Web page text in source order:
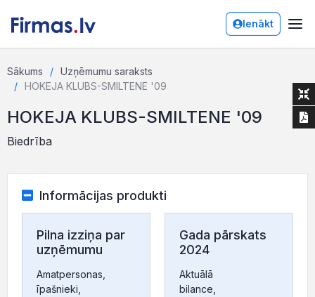
Ienākt
Sākums
Uzņēmumu saraksts
HOKEJA KLUBS-SMILTENE '09
HOKEJA KLUBS-SMILTENE '09
Biedrība
Informācijas produkti
Pilna izziņa par
uzņēmumu
Amatpersonas,
īpašnieki,
Gada pārskats
2024
Aktuālā
bilance,